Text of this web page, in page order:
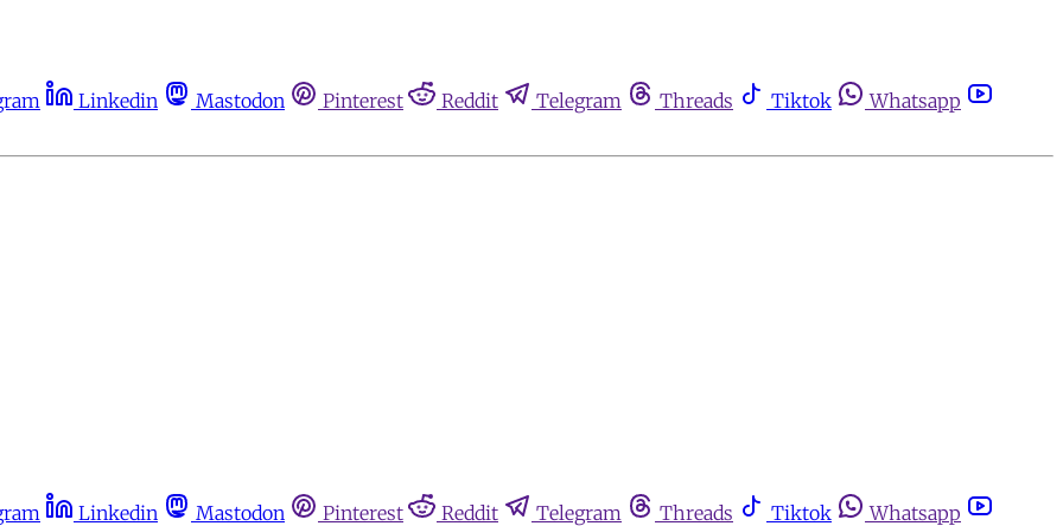
Linkedin Mastodon Pinterest Reddit Telegram Threads Tiktok Whatsapp
Linkedin Mastodon Pinterest Reddit Telegram Threads Tiktok Whatsapp